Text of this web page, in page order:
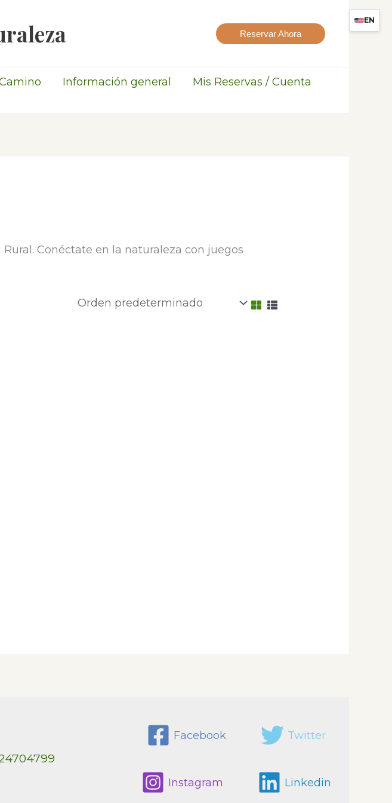
Reservar Ahora
Información general
Mis Reservas / Cuenta
Conéctate en la naturaleza con juegos
Facebook Twitter
Instagram Linkedin
EN